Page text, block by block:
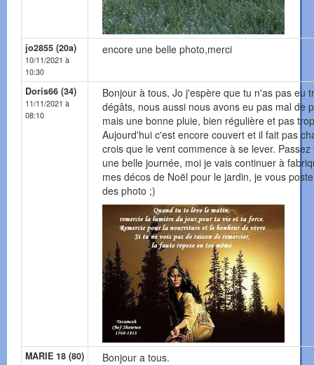
jo2855 (20a)
10/11/2021 à
10:30
encore une belle photo,merci
Doris66 (34)
11/11/2021 à
08:10
Bonjour à tous, Jo j'espère que tu n'as pas eu
dégâts, nous aussi nous avons eu pas mal de
mais une bonne pluie, bien régulière et pas
Aujourd'hui c'est encore couvert et il fait pas
crois que le vent commence à se lever. Passez
une belle journée, moi je vais continuer à
mes décos de Noël pour le jardin, je vous
des photo ;)
MARIE 18 (80)
Bonjour a tous.